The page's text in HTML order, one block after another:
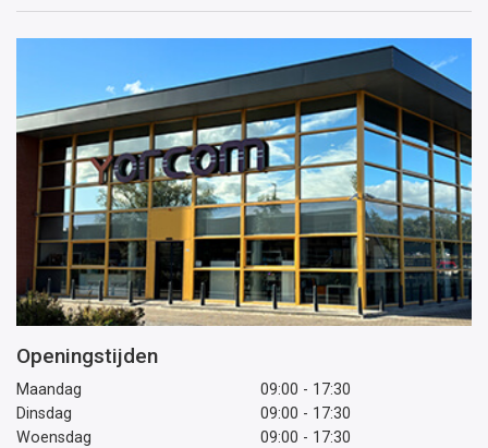
mailadres
Openingstijden
Maandag
09:00 - 17:30
Dinsdag
09:00 - 17:30
Woensdag
09:00 - 17:30